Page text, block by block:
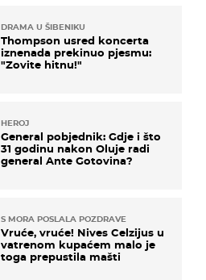
DRAMA U ŠIBENIKU
Thompson usred koncerta
iznenada prekinuo pjesmu:
"Zovite hitnu!"
HEROJ
General pobjednik: Gdje i što
31 godinu nakon Oluje radi
general Ante Gotovina?
S MORA POSLALA POZDRAVE
Vruće, vruće! Nives Celzijus u
vatrenom kupaćem malo je
toga prepustila mašti